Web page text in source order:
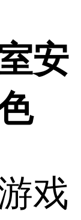
安
戏